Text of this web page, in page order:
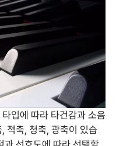
입에 따라 타건감과 소음
적축, 청축, 광축이 있습